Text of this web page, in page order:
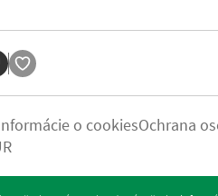
o cookiesOchrana